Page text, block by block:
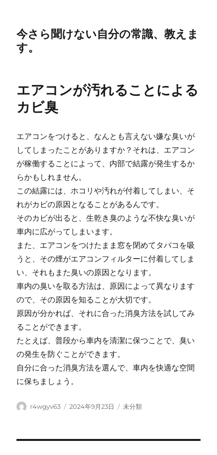
今さら聞けない自分の常識、教えま
す。
エアコンが汚れることによる
カビ臭
エアコンをつけると、なんとも言えない嫌な臭いが
してしまったことがありますか？それは、エアコン
が稼働することによって、内部で結露が発生するか
らかもしれません。
この結露には、ホコリや汚れが付着してしまい、そ
れがカビの原因となることがあるんです。
そのカビが出ると、生乾き臭のような不快な臭いが
車内に広がってしまいます。
また、エアコンをつけたまま窓を閉めてタバコを吸
うと、その煙がエアコンフィルターに付着してしま
い、それもまた臭いの原因となります。
車内の臭いを取る方法は、原因によって異なります
ので、その原因を知ることが大切です。
原因が分かれば、それに合った消臭方法を試してみ
ることができます。
たとえば、普段から車内を清潔に保つことで、臭い
の発生を防ぐことができます。
自分に合った消臭方法を選んで、車内を快適な空間
に保ちましょう。
Author
r4wgyv63
Posted
2024年9月23日 Categories
未分類